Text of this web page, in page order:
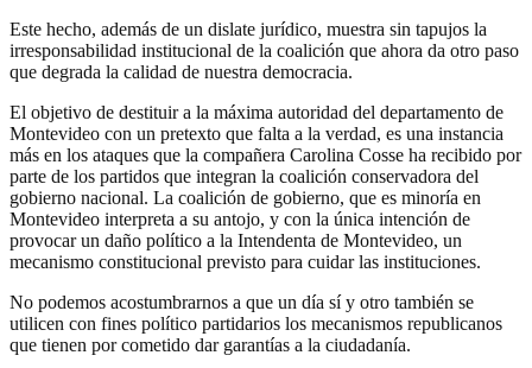
Este hecho, además de un dislate jurídico, muestra sin tapujos la
irresponsabilidad institucional de la coalición que ahora da otro paso
que degrada la calidad de nuestra democracia.
El objetivo de destituir a la máxima autoridad del departamento de
Montevideo con un pretexto que falta a la verdad, es una instancia
más en los ataques que la compañera Carolina Cosse ha recibido por
parte de los partidos que integran la coalición conservadora del
gobierno nacional. La coalición de gobierno, que es minoría en
Montevideo interpreta a su antojo, y con la única intención de
provocar un daño político a la Intendenta de Montevideo, un
mecanismo constitucional previsto para cuidar las instituciones.
No podemos acostumbrarnos a que un día sí y otro también se
utilicen con fines político partidarios los mecanismos republicanos
que tienen por cometido dar garantías a la ciudadanía.